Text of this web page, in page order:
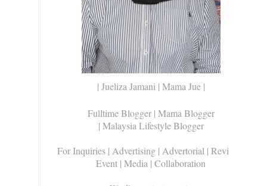
| Jueliza Jamani | Mama Jue |
Fulltime Blogger | Mama Blogger
| Malaysia Lifestyle Blogger
For Inquiries | Advertising | Advertorial | Review |
Event | Media | Collaboration